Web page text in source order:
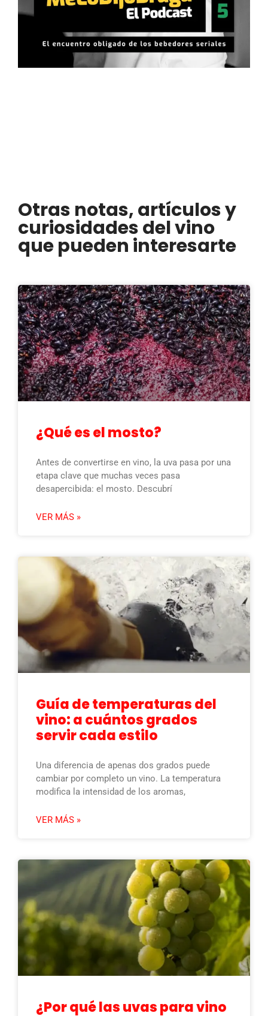
Otras notas, artículos y
curiosidades del vino
que pueden interesarte
¿Qué es el mosto?
Antes de convertirse en vino, la uva pasa por una
etapa clave que muchas veces pasa
desapercibida: el mosto. Descubrí
VER MÁS »
Guía de temperaturas del
vino: a cuántos grados
servir cada estilo
Una diferencia de apenas dos grados puede
cambiar por completo un vino. La temperatura
modifica la intensidad de los aromas,
VER MÁS »
¿Por qué las uvas para vino